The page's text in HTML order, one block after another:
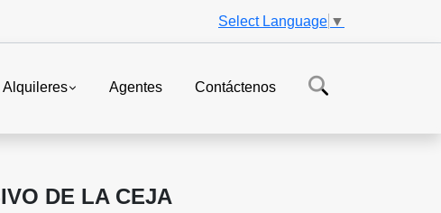
Select Language ▼
Alquileres Agentes Contáctenos
DE LA CEJA